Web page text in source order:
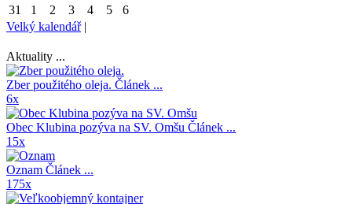
31
1 2 3 4 5
6
Velký kalendář|
Aktuality ...
Zber použitého oleja. Článek ...
6x
Obec Klubina pozýva na SV. Omšu Článek ...
15x
Oznam Článek ...
175x